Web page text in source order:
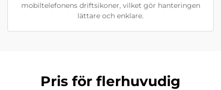
mobiltelefonens driftsikoner, vilket gör hanteringen
lättare och enklare.
Pris för flerhuvudig